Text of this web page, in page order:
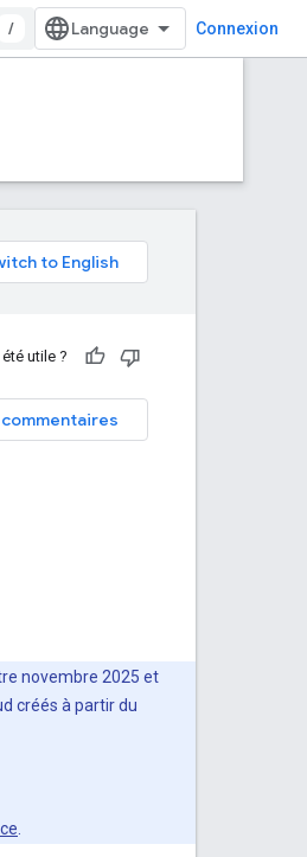
/ Connexion
utile ?
novembre 2025 et
créés à partir du